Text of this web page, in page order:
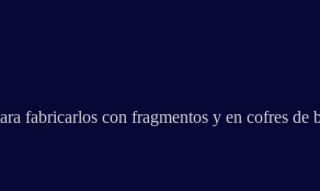
fabricarlos con fragmentos y en cofres